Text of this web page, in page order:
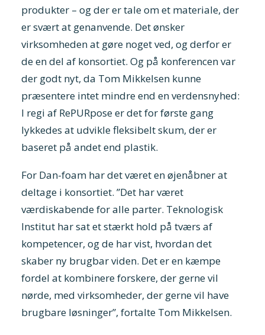
produkter – og der er tale om et materiale, der
er svært at genanvende. Det ønsker
virksomheden at gøre noget ved, og derfor er
de en del af konsortiet. Og på konferencen var
der godt nyt, da Tom Mikkelsen kunne
præsentere intet mindre end en verdensnyhed:
I regi af RePURpose er det for første gang
lykkedes at udvikle fleksibelt skum, der er
baseret på andet end plastik.
For Dan-foam har det været en øjenåbner at
deltage i konsortiet. ”Det har været
værdiskabende for alle parter. Teknologisk
Institut har sat et stærkt hold på tværs af
kompetencer, og de har vist, hvordan det
skaber ny brugbar viden. Det er en kæmpe
fordel at kombinere forskere, der gerne vil
nørde, med virksomheder, der gerne vil have
brugbare løsninger”, fortalte Tom Mikkelsen.